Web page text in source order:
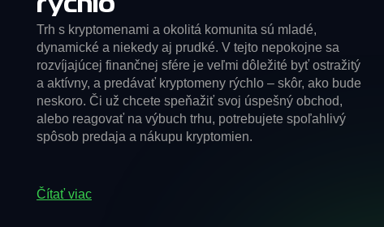
rýchlo
Trh s kryptomenami a okolitá komunita sú mladé,
dynamické a niekedy aj prudké. V tejto nepokojne sa
rozvíjajúcej finančnej sfére je veľmi dôležité byť ostražitý
a aktívny, a predávať kryptomeny rýchlo – skôr, ako bude
neskoro. Či už chcete speňažiť svoj úspešný obchod,
alebo reagovať na výbuch trhu, potrebujete spoľahlivý
spôsob predaja a nákupu kryptomien.
Čítať viac